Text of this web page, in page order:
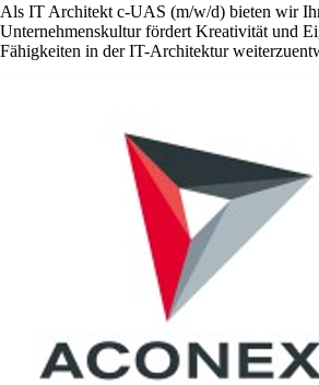
Als IT Architekt c-UAS (m/w/d) bieten wir
Unternehmenskultur fördert Kreativität und
Fähigkeiten in der IT-Architektur